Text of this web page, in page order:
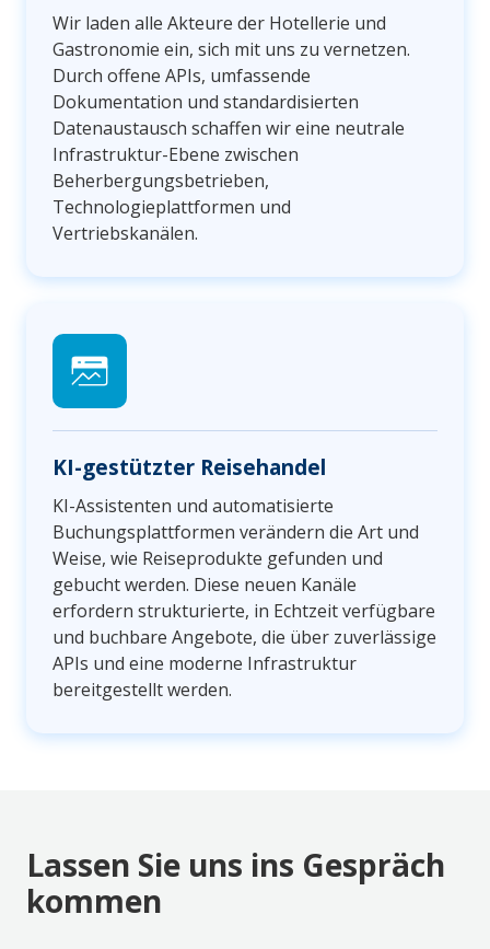
Wir laden alle Akteure der Hotellerie und
Gastronomie ein, sich mit uns zu vernetzen.
Durch offene APIs, umfassende
Dokumentation und standardisierten
Datenaustausch schaffen wir eine neutrale
Infrastruktur-Ebene zwischen
Beherbergungsbetrieben,
Technologieplattformen und
Vertriebskanälen.
KI-gestützter Reisehandel
KI-Assistenten und automatisierte
Buchungsplattformen verändern die Art und
Weise, wie Reiseprodukte gefunden und
gebucht werden. Diese neuen Kanäle
erfordern strukturierte, in Echtzeit verfügbare
und buchbare Angebote, die über zuverlässige
APIs und eine moderne Infrastruktur
bereitgestellt werden.
Lassen Sie uns ins Gespräch
kommen